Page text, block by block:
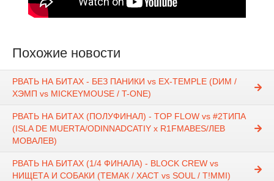
Похожие новости
РВАТЬ НА БИТАХ - БЕЗ ПАНИКИ vs EX-TEMPLE (DИМ /
ХЭМП vs MICKEYMOUSE / T-ONE)
РВАТЬ НА БИТАХ (ПОЛУФИНАЛ) - TOP FLOW vs #2ТИПА
(ISLA DE MUERTA/ODINNADCATIY х R1FMABES/ЛЕВ
МОВАЛЕВ)
РВАТЬ НА БИТАХ (1/4 ФИНАЛА) - BLOCK CREW vs
НИЩЕТА И СОБАКИ (ТЕМАК / ХАСТ vs SOUL / T!MMI)